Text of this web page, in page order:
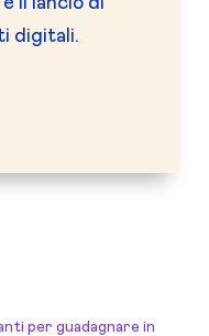
digitali.
per guadagnare in